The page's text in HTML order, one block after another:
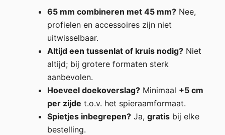
65 mm combineren met 45 mm? Nee,
profielen en accessoires zijn niet
uitwisselbaar.
Altijd een tussenlat of kruis nodig? Niet
altijd; bij grotere formaten sterk
aanbevolen.
Hoeveel doekoverslag? Minimaal +5 cm
per zijde t.o.v. het spieraamformaat.
Spietjes inbegrepen? Ja, gratis bij elke
bestelling.